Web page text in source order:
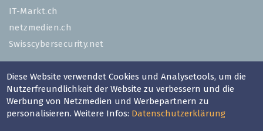
IT-Markt.ch
netzmedien.ch
Swisscybersecurity.net
© NETZMEDIEN AG 2026
Impressum
AGB
Diese Website verwendet Cookies und Analysetools, um die
Nutzerfreundlichkeit der Website zu verbessern und die
Werbung von Netzmedien und Werbepartnern zu
personalisieren. Weitere Infos: Datenschutzerklärung